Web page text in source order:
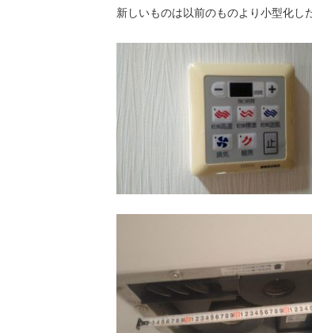
新しいものは以前のものより小型化し